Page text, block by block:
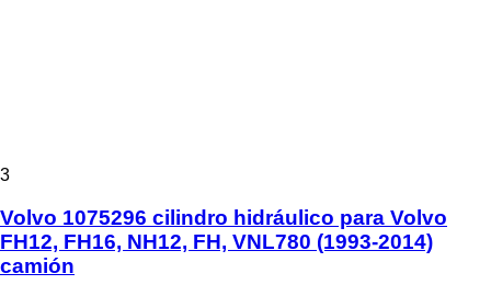
3
Volvo 1075296 cilindro hidráulico para Volvo
FH12, FH16, NH12, FH, VNL780 (1993-2014)
camión